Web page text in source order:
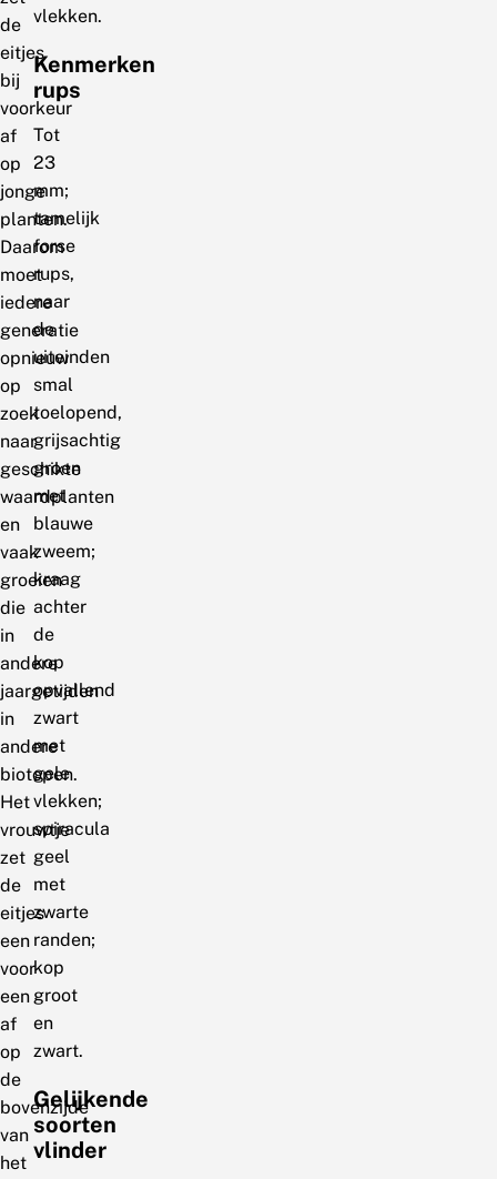
de
eitjes
bij
voorkeur
af
op
jonge
planten.
Daarom
moet
iedere
generatie
opnieuw
op
zoek
naar
geschikte
waardplanten
en
vaak
groeien
die
in
andere
jaargetijden
in
andere
biotopen.
Het
vrouwtje
zet
de
eitjes
een
voor
een
af
op
de
bovenzijde
van
het
vlekken.
Kenmerken
rups
Tot
23
mm;
tamelijk
forse
rups,
naar
de
uiteinden
smal
toelopend,
grijsachtig
groen
met
blauwe
zweem;
kraag
achter
de
kop
opvallend
zwart
met
gele
vlekken;
spiracula
geel
met
zwarte
randen;
kop
groot
en
zwart.
Gelijkende
soorten
vlinder